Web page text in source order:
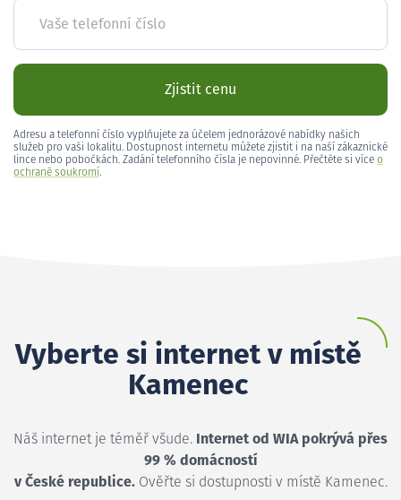
Vaše telefonní číslo
Zjistit cenu
Adresu a telefonní číslo vyplňujete za účelem jednorázové nabídky našich
služeb pro vaši lokalitu. Dostupnost internetu můžete zjistit i na naší zákaznické
lince nebo pobočkách. Zadání telefonního čísla je nepovinné. Přečtěte si více o
ochraně soukromí.
Vyberte si internet v místě
Kamenec
Náš internet je téměř všude. Internet od WIA pokrývá přes
99 % domácností
v České republice.Ověřte si dostupnosti v místě Kamenec.